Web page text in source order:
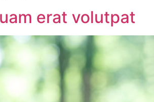
erat volutpat